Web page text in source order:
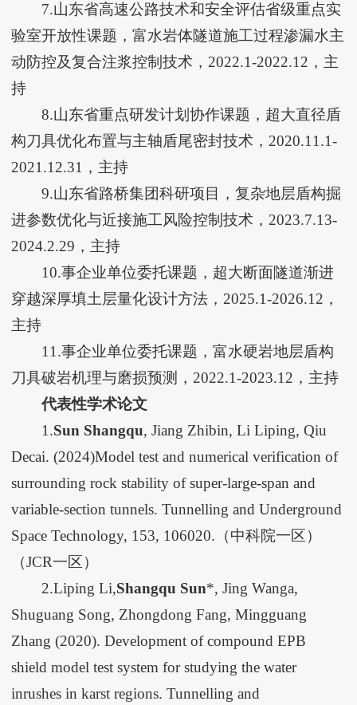
7.山东省高速公路技术和安全评估省级重点实
验室开放性课题，富水岩体隧道施工过程渗漏水主
动防控及复合注浆控制技术，2022.1-2022.12，主
持
8.山东省重点研发计划协作课题，超大直径盾
构刀具优化布置与主轴盾尾密封技术，2020.11.1-
2021.12.31，主持
9.山东省路桥集团科研项目，复杂地层盾构掘
进参数优化与近接施工风险控制技术，2023.7.13-
2024.2.29，主持
10.事企业单位委托课题，超大断面隧道渐进
穿越深厚填土层量化设计方法，2025.1-2026.12，
主持
11.事企业单位委托课题，富水硬岩地层盾构
刀具破岩机理与磨损预测，2022.1-2023.12，主持
代表性学术论文
1.Sun Shangqu, Jiang Zhibin, Li Liping, Qiu
Decai. (2024)Model test and numerical verification of
surrounding rock stability of super-large-span and
variable-section tunnels. Tunnelling and Underground
Space Technology, 153, 106020.（中科院一区）
（JCR一区）
2.Liping Li,Shangqu Sun*, Jing Wanga,
Shuguang Song, Zhongdong Fang, Mingguang
Zhang (2020). Development of compound EPB
shield model test system for studying the water
inrushes in karst regions. Tunnelling and